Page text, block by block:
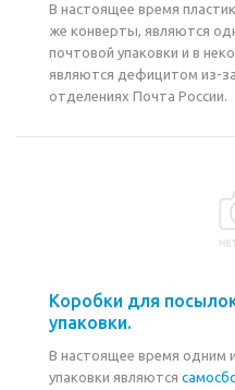
В настоящее время
же конверты, являются
почтовой упаковки и в
являются дефицитом из-
отделениях Почта России.
Коробки для
упаковки.
В настоящее время одним
упаковки являются